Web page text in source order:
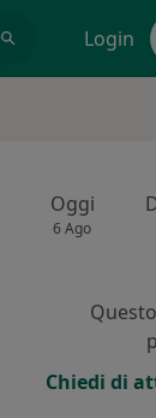
Login
Oggi
6 Ago
Chiedi di